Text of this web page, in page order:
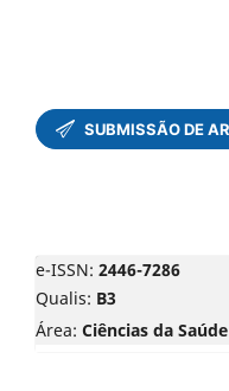
e-ISSN: 2446-7286
Qualis: B3
Área: Ciências da Saúde